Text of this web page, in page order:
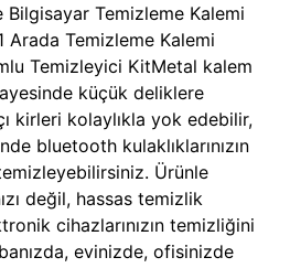
Bilgisayar Temizleme Kalemi
Arada Temizleme Kalemi
Temizleyici KitMetal kalem
küçük deliklere
kirleri kolaylıkla yok edebilir,
bluetooth kulaklıklarınızın
Ürünle
değil, hassas temizlik
cihazlarınızın temizliğini
evinizde, ofisinizde